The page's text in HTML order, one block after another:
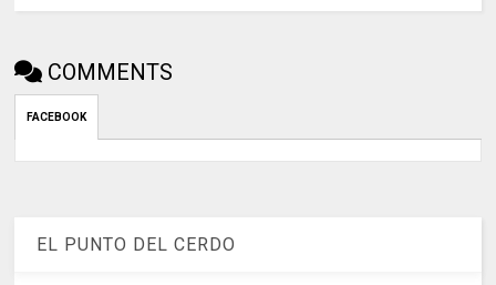
COMMENTS
FACEBOOK
EL PUNTO DEL CERDO